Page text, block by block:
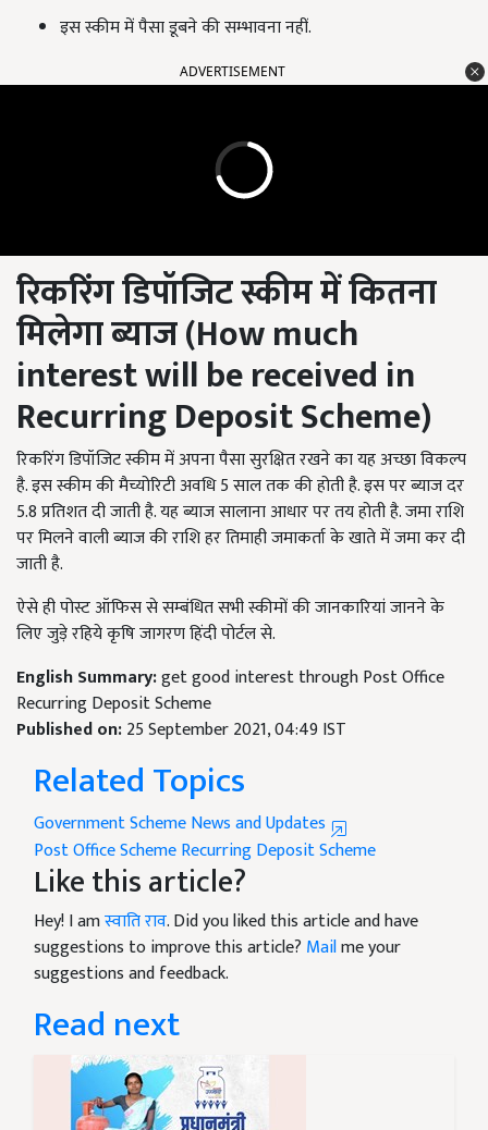
इस स्कीम में पैसा डूबने की सम्भावना नहीं.
ADVERTISEMENT
रिकरिंग डिपॉजिट स्कीम में कितना
मिलेगा ब्याज (How much
interest will be received in
Recurring Deposit Scheme)
रिकरिंग डिपॉजिट स्कीम में अपना पैसा सुरक्षित रखने का यह अच्छा विकल्प
है. इस स्कीम की मैच्योरिटी अवधि 5 साल तक की होती है. इस पर ब्याज दर
5.8 प्रतिशत दी जाती है. यह ब्याज सालाना आधार पर तय होती है. जमा राशि
पर मिलने वाली ब्याज की राशि हर तिमाही जमाकर्ता के खाते में जमा कर दी
जाती है.
ऐसे ही पोस्ट ऑफिस से सम्बंधित सभी स्कीमों की जानकारियां जानने के
लिए जुड़े रहिये कृषि जागरण हिंदी पोर्टल से.
English Summary:get good interest through Post Office
Recurring Deposit Scheme
Published on:25 September 2021, 04:49 IST
Related Topics
Government Scheme News and Updates
Post Office SchemeRecurring Deposit Scheme
Like this article?
Hey! I amस्वाति राव. Did you liked this article and have
suggestions to improve this article? Mailme your
suggestions and feedback.
Read next